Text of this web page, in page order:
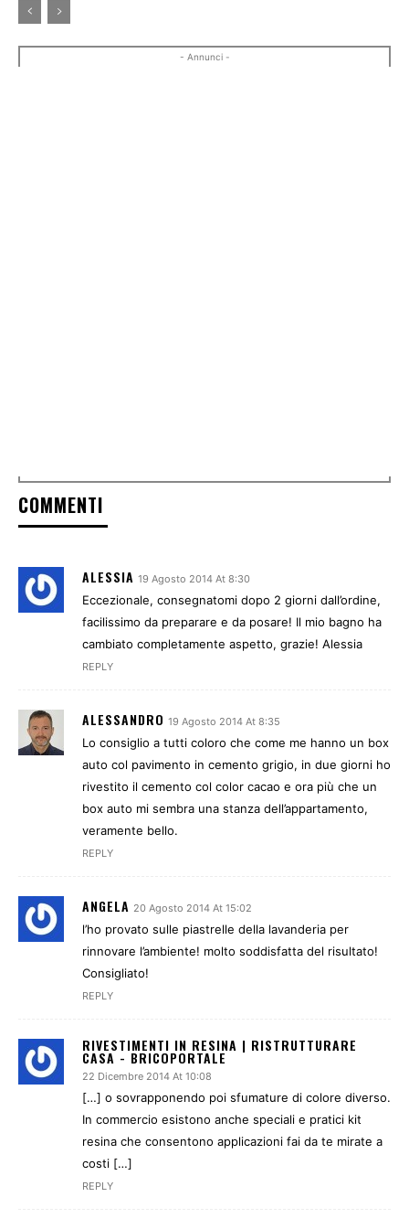
- Annunci -
COMMENTI
ALESSIA 19 Agosto 2014 At 8:30
Eccezionale, consegnatomi dopo 2 giorni dall’ordine,
facilissimo da preparare e da posare! Il mio bagno ha
cambiato completamente aspetto, grazie! Alessia
REPLY
ALESSANDRO 19 Agosto 2014 At 8:35
Lo consiglio a tutti coloro che come me hanno un box
auto col pavimento in cemento grigio, in due giorni ho
rivestito il cemento col color cacao e ora più che un
box auto mi sembra una stanza dell’appartamento,
veramente bello.
REPLY
ANGELA 20 Agosto 2014 At 15:02
l’ho provato sulle piastrelle della lavanderia per
rinnovare l’ambiente! molto soddisfatta del risultato!
Consigliato!
REPLY
RIVESTIMENTI IN RESINA | RISTRUTTURARE
CASA - BRICOPORTALE
22 Dicembre 2014 At 10:08
[…] o sovrapponendo poi sfumature di colore diverso.
In commercio esistono anche speciali e pratici kit
resina che consentono applicazioni fai da te mirate a
costi […]
REPLY